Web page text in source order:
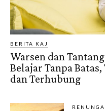
BERITA KAJ
Warsen dan
Belajar Tanpa
dan Terhubung